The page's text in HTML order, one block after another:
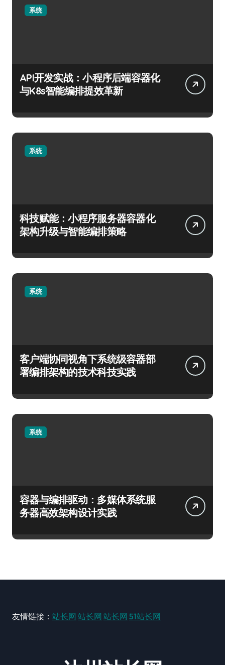
系统
API开发实战：小程序后端容器化
与K8s智能编排提效革新
系统
科技赋能：小程序服务器容器化
架构升级与智能编排策略
系统
客户端协同视角下系统级容器部
署编排架构的技术科技实践
系统
容器与编排驱动：多媒体系统服
务器高效架构设计实践
友情链接： 站长网 站长网 站长网 51站长网